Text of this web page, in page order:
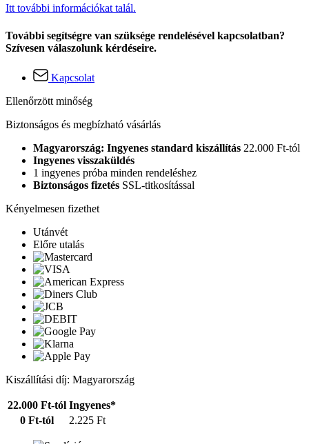
Itt további információkat talál.
További segítségre van szüksége rendelésével kapcsolatban?
Szívesen válaszolunk kérdéseire.
Kapcsolat
Ellenőrzött minőség
Biztonságos és megbízható vásárlás
Magyarország: Ingyenes standard kiszállítás 22.000 Ft-tól
Ingyenes visszaküldés
1 ingyenes próba minden rendeléshez
Biztonságos fizetés SSL-titkosítással
Kényelmesen fizethet
Utánvét
Előre utalás
Kiszállítási díj: Magyarország
22.000 Ft-tól Ingyenes*
0 Ft-tól
2.225 Ft